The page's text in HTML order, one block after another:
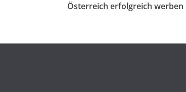
Österreich erfolgreich werben